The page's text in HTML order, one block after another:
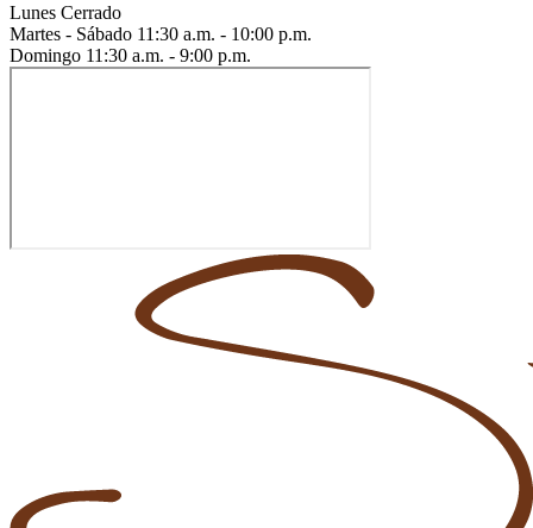
Lunes Cerrado
Martes - Sábado 11:30 a.m. - 10:00 p.m.
Domingo 11:30 a.m. - 9:00 p.m.